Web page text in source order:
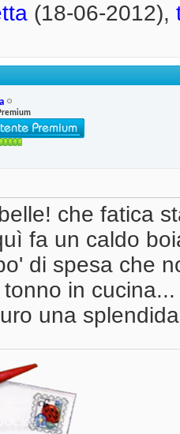
(18-06-2012),
che fatica
fa un caldo
di spesa che
in
una